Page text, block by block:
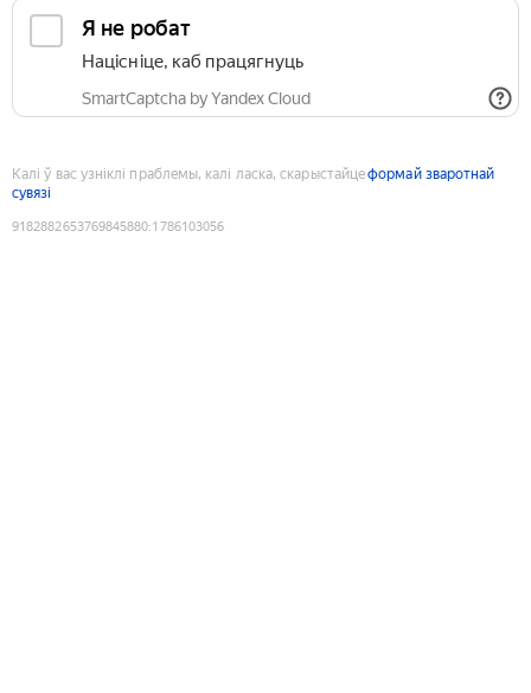
Я не робат
Націсніце, каб працягнуць
SmartCaptcha by Yandex Cloud
Калі ў вас узніклі праблемы, калі ласка, скарыстайцеформай зваротнай
сувязі
9182882653769845880:1786103056